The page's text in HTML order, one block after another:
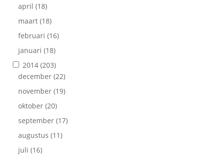
april (18)
maart (18)
februari (16)
januari (18)
2014 (203)
december (22)
november (19)
oktober (20)
september (17)
augustus (11)
juli (16)